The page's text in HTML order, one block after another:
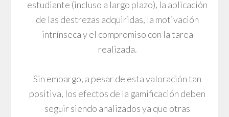
estudiante (incluso a largo plazo), la aplicación
de las destrezas adquiridas, la motivación
intrínseca y el compromiso con la tarea
realizada.
Sin embargo, a pesar de esta valoración tan
positiva, los efectos de la gamificación deben
seguir siendo analizados ya que otras